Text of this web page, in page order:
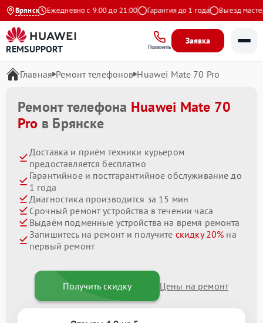
БрянскЕжедневно с 9:00 до 21:00 Гарантия до 1 года Выезд мастера
REMSUPPORT Позвонить
Заявка
Главная Ремонт телефонов Huawei Mate 70 Pro
Ремонт телефона Huawei Mate 70
Pro в Брянске
Доставка и приём техники курьером
предоставляется бесплатно
Гарантийное и постгарантийное обслуживание до
1 года
Диагностика производится за 15 мин
Срочный ремонт устройства в течении часа
Выдаём подменные устройства на время ремонта
Запишитесь на ремонт и получите скидку 20% на
первый ремонт
Получить скидку Цены на ремонт